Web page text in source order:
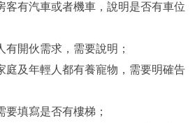
客有汽車或者機車，說明是否有車位
開伙需求，需要說明；
庭及年輕人都有養寵物，需要明確告
要填寫是否有樓梯；